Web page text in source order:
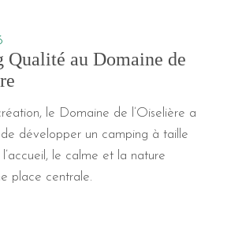
Qualité au Domaine de
le Domaine de l’Oiselière a
développer un camping à taille
l’accueil, le calme et la nature
place centrale.